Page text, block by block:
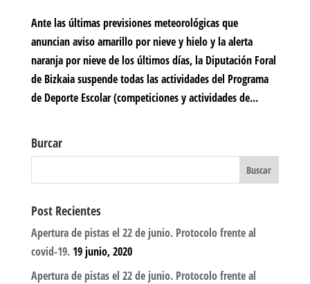
Ante las últimas previsiones meteorológicas que
anuncian aviso amarillo por nieve y hielo y la alerta
naranja por nieve de los últimos días, la Diputación Foral
de Bizkaia suspende todas las actividades del Programa
de Deporte Escolar (competiciones y actividades de...
Burcar
Post Recientes
Apertura de pistas el 22 de junio. Protocolo frente al
covid-19. 19 junio, 2020
Apertura de pistas el 22 de junio. Protocolo frente al